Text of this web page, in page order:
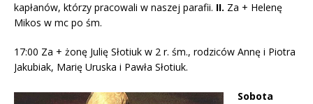
kapłanów, którzy pracowali w naszej parafii. II. Za + Helenę
Mikos w mc po śm.
17:00 Za + żonę Julię Słotiuk w 2 r. śm., rodziców Annę i Piotra
Jakubiak, Marię Uruska i Pawła Słotiuk.
Sobota